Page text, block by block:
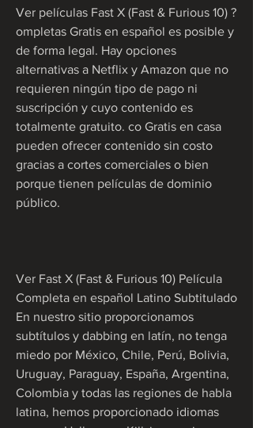
Ver películas Fast X (Fast & Furious 10) ?
ompletas Gratis en español es posible y
de forma legal. Hay opciones
alternativas a Netflix y Amazon que no
requieren ningún tipo de pago ni
suscripción y cuyo contenido es
totalmente gratuito. co Gratis en casa
pueden ofrecer contenido sin costo
gracias a cortes comerciales o bien
porque tienen películas de dominio
público.
Ver Fast X (Fast & Furious 10) Película
Completa en español Latino Subtitulado
En nuestro sitio proporcionamos
subtítulos y dabbing en latín, no tenga
miedo por México, Chile, Perú, Bolivia,
Uruguay, Paraguay, España, Argentina,
Colombia y todas las regiones de habla
latina, hemos proporcionado idiomas